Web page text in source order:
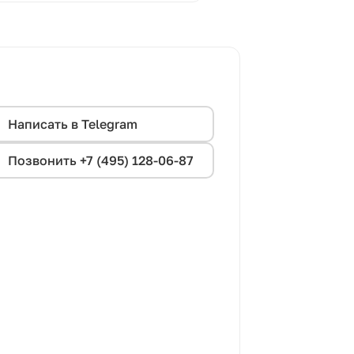
Написать в Telegram
Позвонить +7 (495) 128-06-87